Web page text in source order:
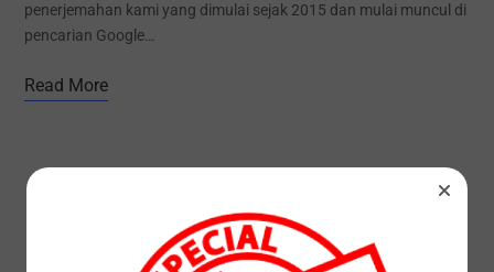
penerjemahan kami yang dimulai sejak 2015 dan mulai muncul di
pencarian Google…
Read More